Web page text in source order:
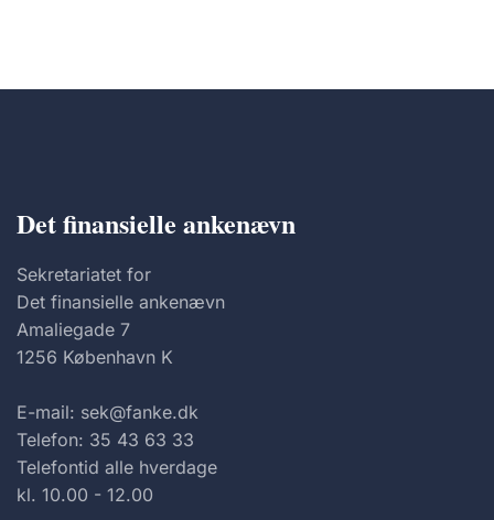
Det finansielle ankenævn
Sekretariatet for
Det finansielle ankenævn
Amaliegade 7
1256 København K
E-mail: sek@fanke.dk
Telefon: 35 43 63 33
Telefontid alle hverdage
kl. 10.00 - 12.00